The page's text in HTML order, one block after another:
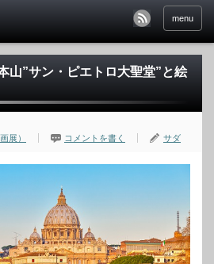
menu
山”サン・ピエトロ大聖堂”と絵
展）
コメントを書く サダ